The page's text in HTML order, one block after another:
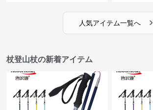
人気アイテム一覧へ ›
杖登山杖の新着アイテム